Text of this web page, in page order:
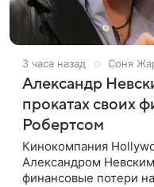
3 часа назад Соня
Александр
прокатах своих
Робертсом
Кинокомпания
Александром
финансовые потери